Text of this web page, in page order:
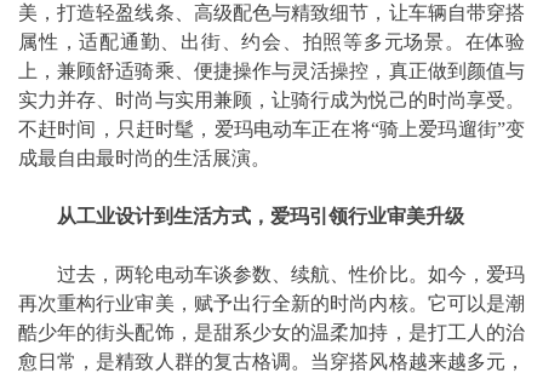
美，打造轻盈线条、高级配色与精致细节，让车辆自带穿搭
属性，适配通勤、出街、约会、拍照等多元场景。在体验
上，兼顾舒适骑乘、便捷操作与灵活操控，真正做到颜值与
实力并存、时尚与实用兼顾，让骑行成为悦己的时尚享受。
不赶时间，只赶时髦，爱玛电动车正在将“骑上爱玛遛街”变
成最自由最时尚的生活展演。
从工业设计到生活方式，爱玛引领行业审美升级
过去，两轮电动车谈参数、续航、性价比。如今，爱玛
再次重构行业审美，赋予出行全新的时尚内核。它可以是潮
酷少年的街头配饰，是甜系少女的温柔加持，是打工人的治
愈日常，是精致人群的复古格调。当穿搭风格越来越多元，